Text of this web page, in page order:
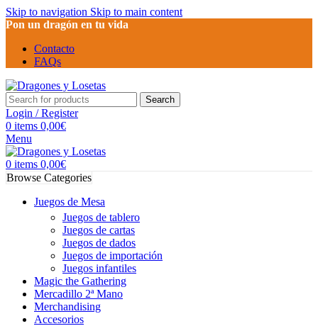
Skip to navigation Skip to main content
Pon un dragón en tu vida
Contacto
FAQs
Search
Login / Register
0 items 0,00€
Menu
0 items 0,00€
Browse Categories
Juegos de Mesa
Juegos de tablero
Juegos de cartas
Juegos de dados
Juegos de importación
Juegos infantiles
Magic the Gathering
Mercadillo 2ª Mano
Merchandising
Accesorios